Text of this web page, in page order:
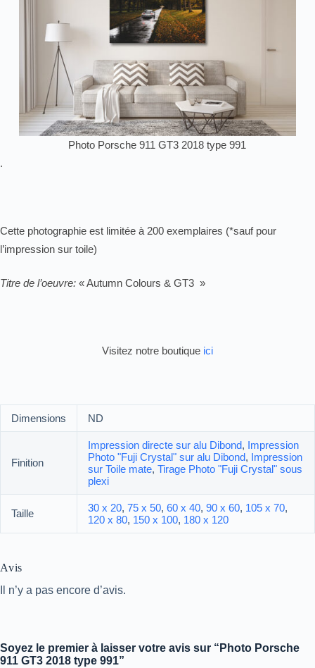
Photo Porsche 911 GT3 2018 type 991
.
Cette photographie est limitée à 200 exemplaires (*sauf pour
l’impression sur toile)
Titre de l’oeuvre: « Autumn Colours & GT3 »
Visitez notre boutique ici
Dimensions ND
Finition
Impression directe sur alu Dibond, Impression
Photo "Fuji Crystal" sur alu Dibond, Impression
sur Toile mate, Tirage Photo "Fuji Crystal" sous
plexi
Taille 30 x 20, 75 x 50, 60 x 40, 90 x 60, 105 x 70,
120 x 80, 150 x 100, 180 x 120
Avis
Il n’y a pas encore d’avis.
Soyez le premier à laisser votre avis sur “Photo Porsche
911 GT3 2018 type 991”